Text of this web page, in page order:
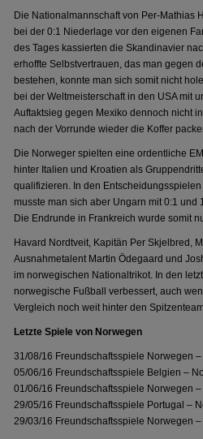
Die Nationalmannschaft von Per-Mathias
bei der 0:1 Niederlage vor den eigenen
des Tages kassierten die Skandinavier
erhoffte Selbstvertrauen, das man gegen
bestehen, konnte man sich somit nicht
bei der Weltmeisterschaft in den USA mit
Auftaktsieg gegen Mexiko dennoch nicht
nach der Vorrunde wieder die Koffer
Die Norweger spielten eine ordentliche
hinter Italien und Kroatien als
qualifizieren. In den
musste man sich aber Ungarn mit 0:1
Die Endrunde in Frankreich wurde somit
Havard Nordtveit, Kapitän Per Skjelbred,
Ausnahmetalent Martin Ödegaard und
im norwegischen Nationaltrikot. In den
norwegische Fußball verbessert, auch
Vergleich noch weit hinter den
Letzte Spiele von Norwegen
31/08/16 Freundschaftsspiele Norwegen
05/06/16 Freundschaftsspiele Belgien –
01/06/16 Freundschaftsspiele Norwegen –
29/05/16 Freundschaftsspiele Portugal –
29/03/16 Freundschaftsspiele Norwegen